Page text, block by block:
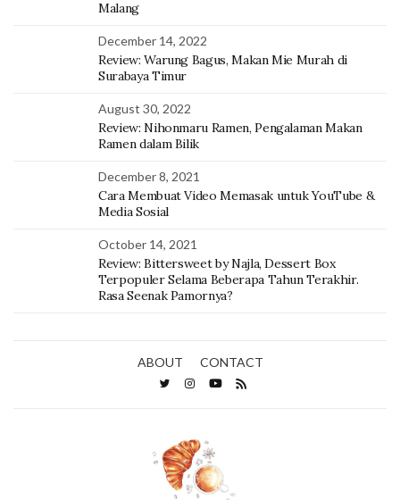
Malang
December 14, 2022
Review: Warung Bagus, Makan Mie Murah di
Surabaya Timur
August 30, 2022
Review: Nihonmaru Ramen, Pengalaman Makan
Ramen dalam Bilik
December 8, 2021
Cara Membuat Video Memasak untuk YouTube &
Media Sosial
October 14, 2021
Review: Bittersweet by Najla, Dessert Box
Terpopuler Selama Beberapa Tahun Terakhir.
Rasa Seenak Pamornya?
ABOUT CONTACT